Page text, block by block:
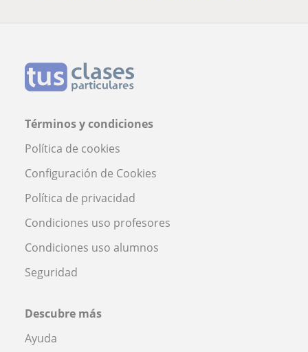
Términos y condiciones
Política de cookies
Configuración de Cookies
Política de privacidad
Condiciones uso profesores
Condiciones uso alumnos
Seguridad
Descubre más
Ayuda